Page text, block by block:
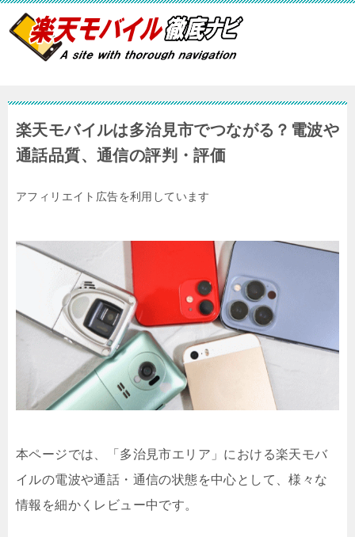
楽天モバイルは多治見市でつながる？電波や
通話品質、通信の評判・評価
アフィリエイト広告を利用しています
本ページでは、「多治見市エリア」における楽天モバ
イルの電波や通話・通信の状態を中心として、様々な
情報を細かくレビュー中です。